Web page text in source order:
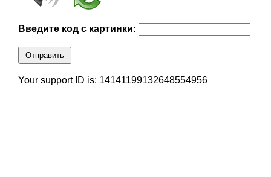
Введите код с картинки:
Отправить
Your support ID is: 14141199132648554956